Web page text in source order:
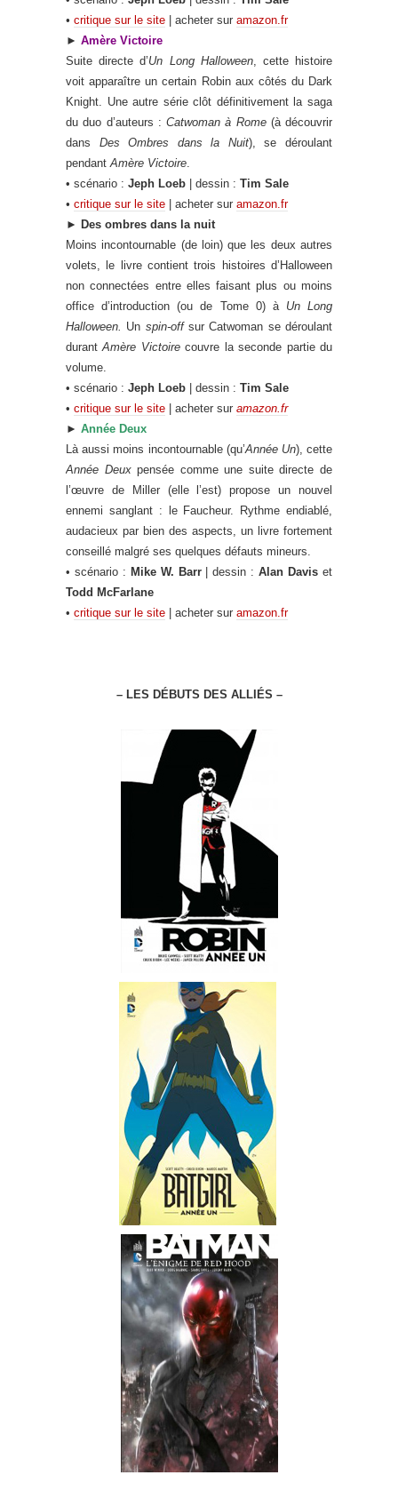
• critique sur le site | acheter sur amazon.fr
► Amère Victoire
Suite directe d’Un Long Halloween, cette histoire
voit apparaître un certain Robin aux côtés du Dark
Knight. Une autre série clôt définitivement la saga
du duo d’auteurs : Catwoman à Rome(à découvrir
dans Des Ombres dans la Nuit), se déroulant
pendant Amère Victoire
• scénario : Jeph Loeb | dessin : Tim Sale
• critique sur le site | acheter sur amazon.fr
► Des ombres dans la nuit
Moins incontournable (de loin) que les deux autres
volets, le livre contient trois histoires d’Halloween
non connectées entre elles faisant plus ou moins
office d’introduction (ou de Tome 0) à Un Long
Halloween. Un spin-offsur Catwoman se déroulant
durantAmère Victoirecouvre la seconde partie du
volume.
• scénario : Jeph Loeb | dessin : Tim Sale
• critique sur le site | acheter sur amazon.fr
► Année Deux
Là aussi moins incontournable (qu’Année Un), cette
Année Deuxpensée comme une suite directe de
l’œuvre de Miller (elle l’est) propose un nouvel
ennemi sanglant : le Faucheur. Rythme endiablé,
audacieux par bien des aspects, un livre fortement
conseillé malgré ses quelques défauts mineurs.
• scénario : Mike W. Barr| dessin :Alan Davis et
Todd McFarlane
• critique sur le site | acheter sur amazon.fr
– LES DÉBUTS DES ALLIÉS –